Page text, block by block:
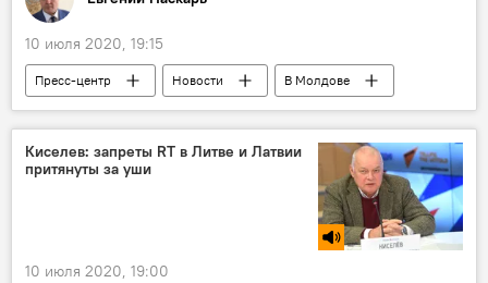
10 июля 2020, 19:15
Пресс-центр Новости
В Молдове
текст
СМИ
дизайн
SputnikPro — международный просветительский проект
Общество
Киселев: запреты RT в Литве и Латвии
притянуты за уши
10 июля 2020, 19:00